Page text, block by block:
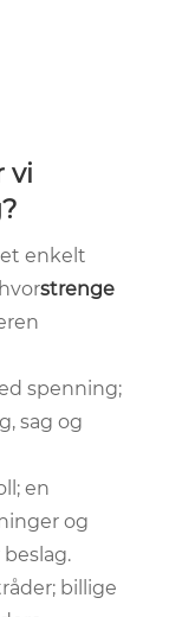
vi
enkelt
strenge
spenning;
sag og
en
og
billige